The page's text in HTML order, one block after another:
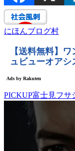
にほんブログ村
PICKUP富士見フサ